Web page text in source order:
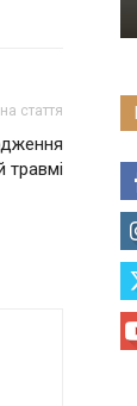
стаття
травмі